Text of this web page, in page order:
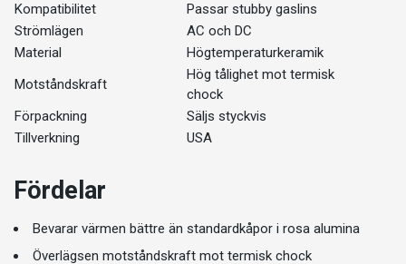
Kompatibilitet
Passar stubby gaslins
Strömlägen
AC och DC
Material
Högtemperaturkeramik
Motståndskraft
Hög tålighet mot termisk
chock
Förpackning
Säljs styckvis
Tillverkning
USA
Fördelar
Bevarar värmen bättre än standardkåpor i rosa alumina
Överlägsen motståndskraft mot termisk chock